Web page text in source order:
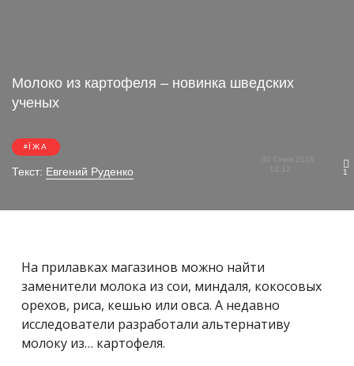
Молоко из картофеля – новинка шведских
ученых
ЇЖА
Текст: Евгений Руденко 1
На прилавках магазинов можно найти
заменители молока из сои, миндаля, кокосовых
орехов, риса, кешью или овса. А недавно
исследователи разработали альтернативу
молоку из… картофеля.